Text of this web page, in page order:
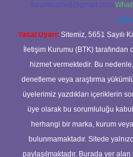
forumhizmeti@gmail.com
Yasal Uyarı: Sitemiz, 5651 Sayılı
İletişim Kurumu (BTK) tarafından
hizmet vermektedir. Bu
denetleme veya araştırma
üyelerimiz yazdıkları içeriklerin
üye olarak bu sorumluluğu
herhangi bir marka, kurum
bulunmamaktadır. Sitede
paylaşılmaktadır. Burada yer